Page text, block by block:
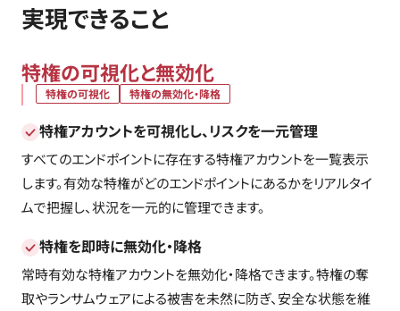
実現できること
特権の可視化と無効化
特権の可視化 特権の無効化・降格
特権アカウントを可視化し、リスクを一元管理
すべてのエンドポイントに存在する特権アカウントを一覧表示
します。有効な特権がどのエンドポイントにあるかをリアルタイ
ムで把握し、状況を一元的に管理できます。
特権を即時に無効化・降格
常時有効な特権アカウントを無効化・降格できます。特権の奪
取やランサムウェアによる被害を未然に防ぎ、安全な状態を維